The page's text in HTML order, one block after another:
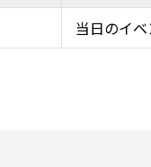
当日のイ